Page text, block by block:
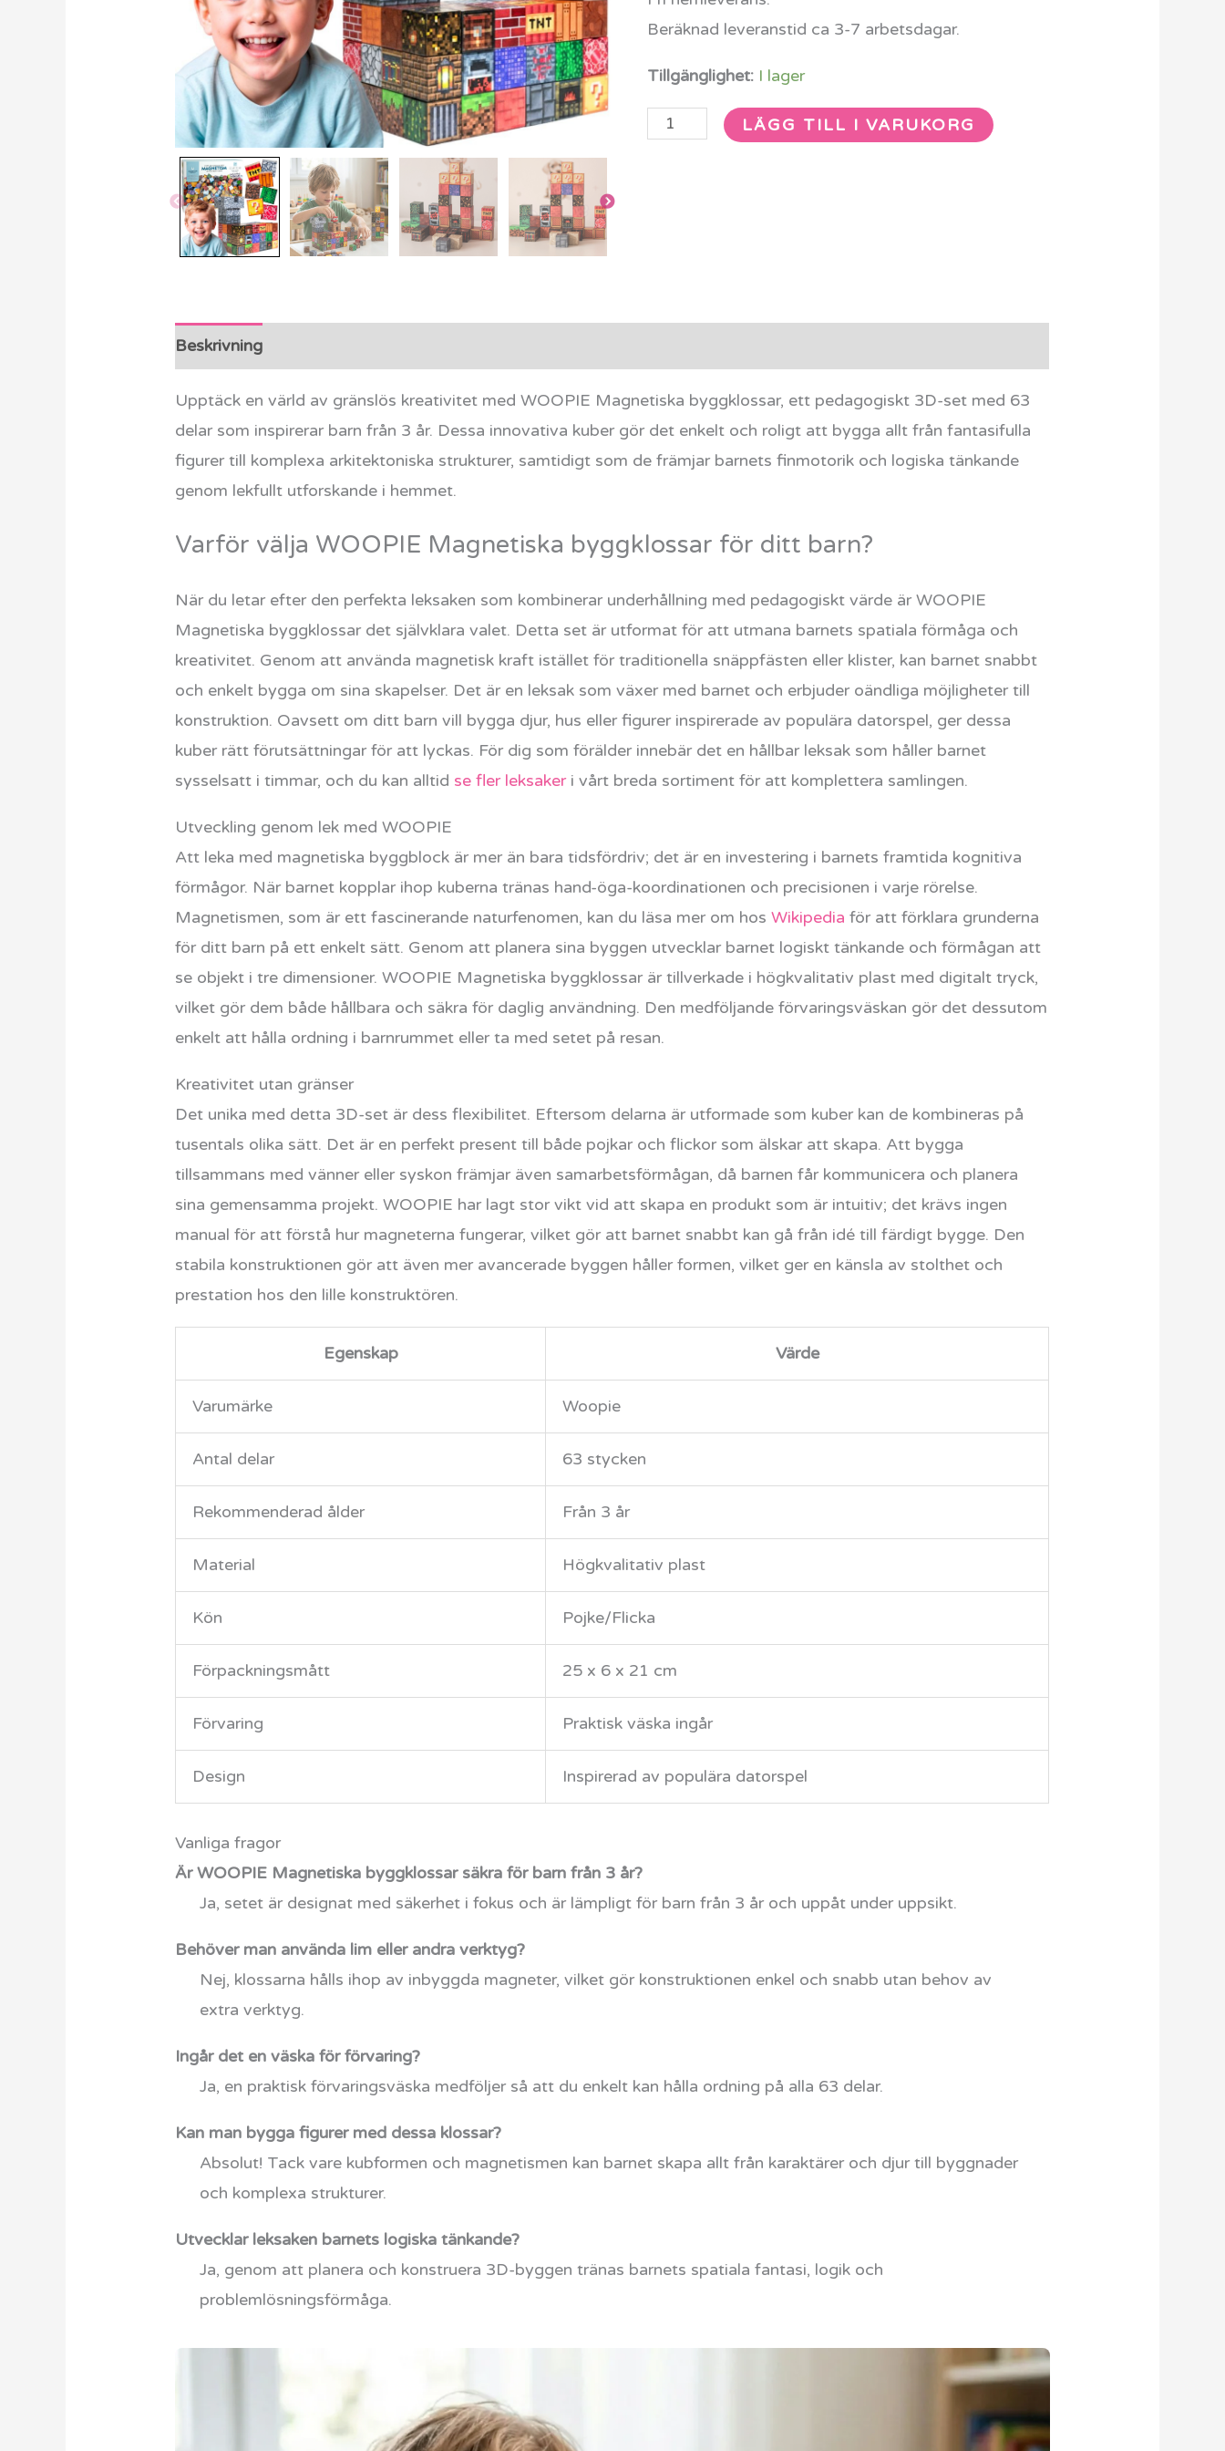
Beräknad leveranstid ca 3-7 arbetsdagar.
Tillgänglighet: I lager
LÄGG TILL I VARUKORG
Beskrivning
Upptäck en värld av gränslös kreativitet med WOOPIE Magnetiska byggklossar, ett pedagogiskt 3D-set med 63
delar som inspirerar barn från 3 år. Dessa innovativa kuber gör det enkelt och roligt att bygga allt från fantasifulla
figurer till komplexa arkitektoniska strukturer, samtidigt som de främjar barnets finmotorik och logiska tänkande
genom lekfullt utforskande i hemmet.
Varför välja WOOPIE Magnetiska byggklossar för ditt barn?
När du letar efter den perfekta leksaken som kombinerar underhållning med pedagogiskt värde är WOOPIE
Magnetiska byggklossar det självklara valet. Detta set är utformat för att utmana barnets spatiala förmåga och
kreativitet. Genom att använda magnetisk kraft istället för traditionella snäppfästen eller klister, kan barnet snabbt
och enkelt bygga om sina skapelser. Det är en leksak som växer med barnet och erbjuder oändliga möjligheter till
konstruktion. Oavsett om ditt barn vill bygga djur, hus eller figurer inspirerade av populära datorspel, ger dessa
kuber rätt förutsättningar för att lyckas. För dig som förälder innebär det en hållbar leksak som håller barnet
sysselsatt i timmar, och du kan alltid se fler leksakeri vårt breda sortiment för att komplettera samlingen.
Utveckling genom lek med WOOPIE
Att leka med magnetiska byggblock är mer än bara tidsfördriv; det är en investering i barnets framtida kognitiva
förmågor. När barnet kopplar ihop kuberna tränas hand-öga-koordinationen och precisionen i varje rörelse.
Magnetismen, som är ett fascinerande naturfenomen, kan du läsa mer om hosWikipedia för att förklara grunderna
för ditt barn på ett enkelt sätt. Genom att planera sina byggen utvecklar barnet logiskt tänkande och förmågan att
se objekt i tre dimensioner. WOOPIE Magnetiska byggklossar är tillverkade i högkvalitativ plast med digitalt tryck,
vilket gör dem både hållbara och säkra för daglig användning. Den medföljande förvaringsväskan gör det dessutom
enkelt att hålla ordning i barnrummet eller ta med setet på resan.
Kreativitet utan gränser
Det unika med detta 3D-set är dess flexibilitet. Eftersom delarna är utformade som kuber kan de kombineras på
tusentals olika sätt. Det är en perfekt present till både pojkar och flickor som älskar att skapa. Att bygga
tillsammans med vänner eller syskon främjar även samarbetsförmågan, då barnen får kommunicera och planera
sina gemensamma projekt. WOOPIE har lagt stor vikt vid att skapa en produkt som är intuitiv; det krävs ingen
manual för att förstå hur magneterna fungerar, vilket gör att barnet snabbt kan gå från idé till färdigt bygge. Den
stabila konstruktionen gör att även mer avancerade byggen håller formen, vilket ger en känsla av stolthet och
prestation hos den lille konstruktören.
Egenskap Värde
Varumärke Woopie
Antal delar 63 stycken
Rekommenderad ålder Från 3 år
Material Högkvalitativ plast
Kön Pojke/Flicka
Förpackningsmått 25 x 6 x 21 cm
Förvaring Praktisk väska ingår
Design Inspirerad av populära datorspel
Vanliga fragor
Är WOOPIE Magnetiska byggklossar säkra för barn från 3 år?
Ja, setet är designat med säkerhet i fokus och är lämpligt för barn från 3 år och uppåt under uppsikt.
Behöver man använda lim eller andra verktyg?
Nej, klossarna hålls ihop av inbyggda magneter, vilket gör konstruktionen enkel och snabb utan behov av
extra verktyg.
Ingår det en väska för förvaring?
Ja, en praktisk förvaringsväska medföljer så att du enkelt kan hålla ordning på alla 63 delar.
Kan man bygga figurer med dessa klossar?
Absolut! Tack vare kubformen och magnetismen kan barnet skapa allt från karaktärer och djur till byggnader
och komplexa strukturer.
Utvecklar leksaken barnets logiska tänkande?
Ja, genom att planera och konstruera 3D-byggen tränas barnets spatiala fantasi, logik och
problemlösningsförmåga.